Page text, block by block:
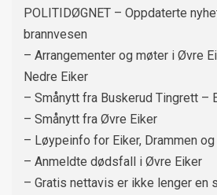
POLITIDØGNET – Oppdaterte
brannvesen
– Arrangementer og møter i Øvre
Nedre Eiker
– Smånytt fra Buskerud Tingrett –
– Smånytt fra Øvre Eiker
– Løypeinfo for Eiker, Drammen
– Anmeldte dødsfall i Øvre Eiker
– Gratis nettavis er ikke lenger en